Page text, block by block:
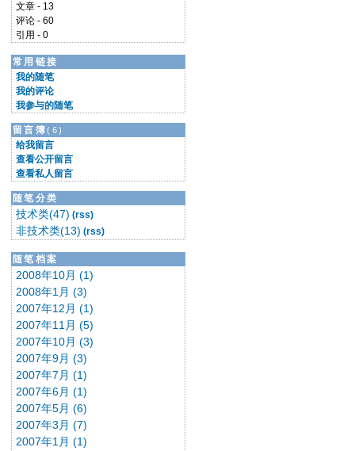
文章 - 13
评论 - 60
引用 - 0
常用链接
我的随笔
我的评论
我参与的随笔
留言簿(6)
给我留言
查看公开留言
查看私人留言
随笔分类
技术类(47) (rss)
非技术类(13) (rss)
随笔档案
2008年10月 (1)
2008年1月 (3)
2007年12月 (1)
2007年11月 (5)
2007年10月 (3)
2007年9月 (3)
2007年7月 (1)
2007年6月 (1)
2007年5月 (6)
2007年3月 (7)
2007年1月 (1)